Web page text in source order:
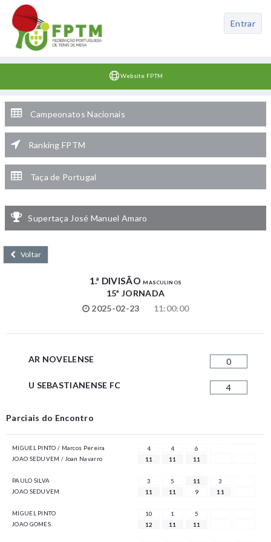
Website FPTM
Entrar
Campeonatos Nacionais
Ranking FPTM
Taça de Portugal
Supertaça José Manuel Amaro
Voltar
1.ª DIVISÃOMASCULINOS
15ª JORNADA
2025-02-23
11:00:00
AR NOVELENSE 0
U SEBASTIANENSE FC 4
Parciais do Encontro
MIGUEL PINTO / Marcos Pereira 4 4
6
JOAO SEDUVEM / Joan Navarro
11 11 11
PAULO SILVA 3 5 11
3
JOAO SEDUVEM
11 11 9 11
MIGUEL PINTO 10 1
5
JOAO GOMES
12 11 11